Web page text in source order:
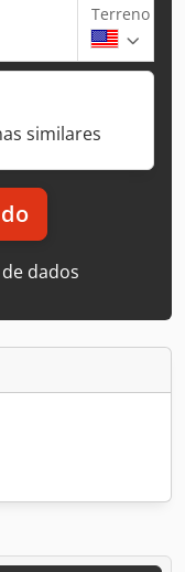
Terreno
similares
dados